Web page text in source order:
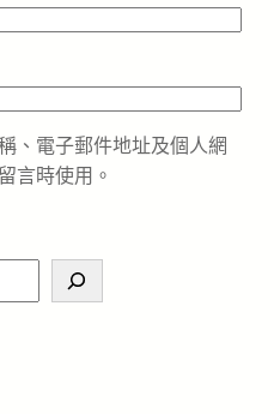
、電子郵件地址及個人網
言時使用。